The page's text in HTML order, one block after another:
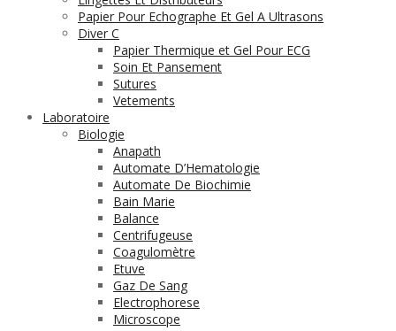
Papier Pour Echographe Et Gel A Ultrasons
Diver C
Papier Thermique et Gel Pour ECG
Soin Et Pansement
Sutures
Vetements
Laboratoire
Biologie
Anapath
Automate D’Hematologie
Automate De Biochimie
Bain Marie
Balance
Centrifugeuse
Coagulomètre
Etuve
Gaz De Sang
Electrophorese
Microscope